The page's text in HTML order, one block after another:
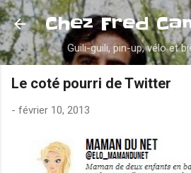
Accéder au contenu
Chez Fred
Guili-guili, pin-up, vélo et
Le coté pourri de Twitter
- février 10, 2013